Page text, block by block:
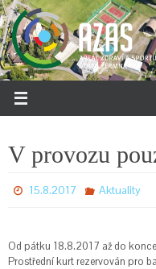
Přeskočit
na
obsah
V provozu
15.8.2017 Aktuality
Od pátku 18.8.2017 až do
Prostřední kurt rezervován pro